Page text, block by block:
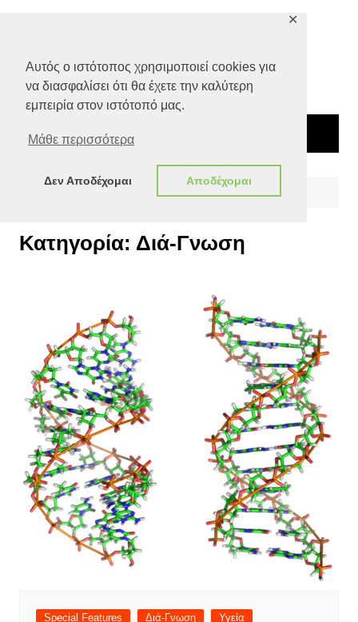
Αυτός ο ιστότοπος χρησιμοποιεί cookies για
να διασφαλίσει ότι θα έχετε την καλύτερη
εμπειρία στον ιστότοπό μας.
Μάθε περισσότερα
Δεν Αποδέχομαι Αποδέχομαι
✕
Ποιότητα Ζωής Διά-Γνωση
Κατηγορία: Διά-Γνωση
Special Features Διά-Γνωση Υγεία